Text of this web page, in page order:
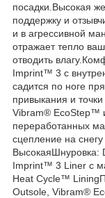
посадки.Высокая
поддержку и
и в агрессивной
отражает тепло
отводить
Imprint™ 3 с
садится по ноге
привыкания и
Vibram® EcoStep™
переработанных
сцепление на
ВысокаяШнуровка:
Imprint™ 3 Liner с
Heat Cycle™
Outsole, Vibram®